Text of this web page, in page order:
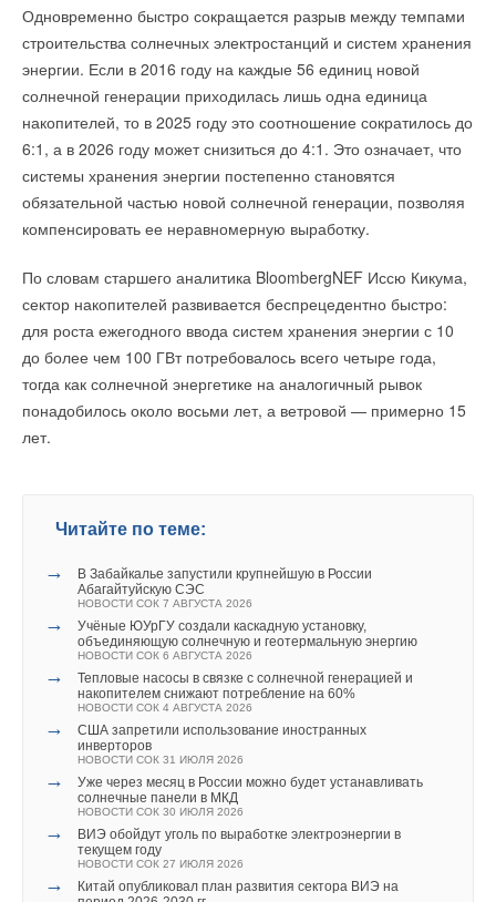
Одновременно быстро сокращается разрыв между темпами
строительства солнечных электростанций и систем хранения
энергии. Если в 2016 году на каждые 56 единиц новой
солнечной генерации приходилась лишь одна единица
накопителей, то в 2025 году это соотношение сократилось до
6:1, а в 2026 году может снизиться до 4:1. Это означает, что
системы хранения энергии постепенно становятся
обязательной частью новой солнечной генерации, позволяя
компенсировать ее неравномерную выработку.
По словам старшего аналитика BloombergNEF Иссю Кикума,
сектор накопителей развивается беспрецедентно быстро:
для роста ежегодного ввода систем хранения энергии с 10
до более чем 100 ГВт потребовалось всего четыре года,
тогда как солнечной энергетике на аналогичный рывок
понадобилось около восьми лет, а ветровой — примерно 15
лет.
Читайте по теме:
→
В Забайкалье запустили крупнейшую в России
Абагайтуйскую СЭС
НОВОСТИ СОК 7 АВГУСТА 2026
→
Учёные ЮУрГУ создали каскадную установку,
объединяющую солнечную и геотермальную энергию
НОВОСТИ СОК 6 АВГУСТА 2026
→
Тепловые насосы в связке с солнечной генерацией и
накопителем снижают потребление на 60%
НОВОСТИ СОК 4 АВГУСТА 2026
→
США запретили использование иностранных
инверторов
НОВОСТИ СОК 31 ИЮЛЯ 2026
→
Уже через месяц в России можно будет устанавливать
солнечные панели в МКД
НОВОСТИ СОК 30 ИЮЛЯ 2026
→
ВИЭ обойдут уголь по выработке электроэнергии в
текущем году
НОВОСТИ СОК 27 ИЮЛЯ 2026
→
Китай опубликовал план развития сектора ВИЭ на
Запорные клапаны Ридан для систем холодоснабжения
одобрены сертификатом РМРС
НОВОСТИ СОК 6 АВГУСТА 2026
Новые версии комбинированных балансировочных
клапанов AQT‑R3
НОВОСТИ СОК 30 ИЮЛЯ 2026
Ридан объявил о старте продаж автоматического
балансировочного клапана
НОВОСТИ СОК 27 ИЮЛЯ 2026
→
давлением 32 бара
НОВОСТИ СОК 15 ИЮЛЯ 2026
→
малоаммиакоёмких холодильных систем
Новинка Ридан: манометры для ЖКХ и промышленности
НОВОСТИ СОК 3 ИЮЛЯ 2026
→ Точный подбор холодильного оборудования за минуту
Добавить комментарий
Ваше имя *
Ваш E-mail *
Текст комментария
на пользователя, а плавная регулировка скорости
вентилятора с шагом1% позволяет точно настроить
интенсивность обдува.
3D-контроль воздуха равномерно распределяет температуру
по всему помещению, исключая «холодные» и «тёплые»
зоны. Адаптивный ночной режим снижает скорость
вентилятора и мощность кондиционера ночью, создавая
комфортные условия для сна и экономя электроэнергию.
и регулирует работу кондиционера так, чтобы оптимальный
климат создавался именно там, где вы находитесь.
Опциональное Wi-Fi-управление и поддержка голосовых
команд позволяют управлять устройством дистанционно.
Tessey On/Off иTessey DC Inverter